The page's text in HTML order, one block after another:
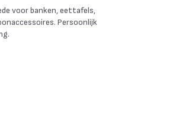
voor banken, eettafels,
Persoonlijk